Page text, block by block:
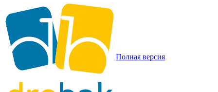
Полная версия